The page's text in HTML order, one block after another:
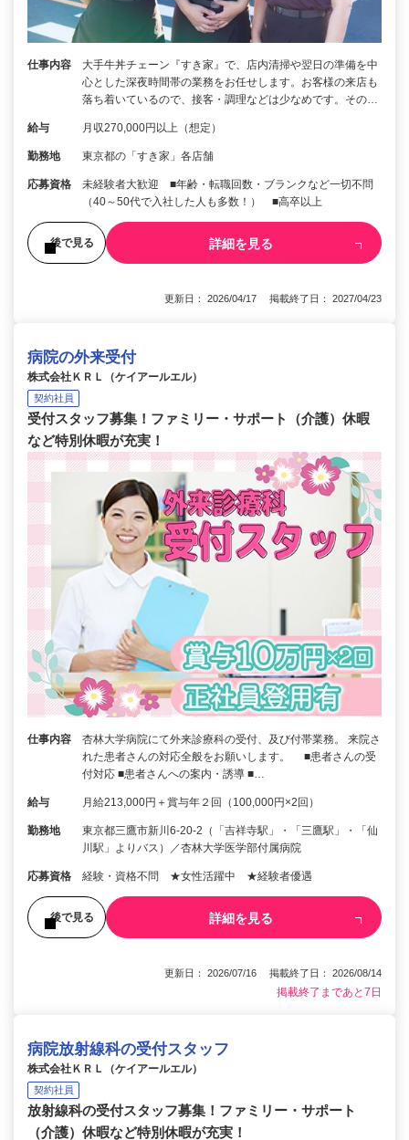
仕事内容
大手牛丼チェーン『すき家』で、店内清掃や翌日の準備を中
心とした深夜時間帯の業務をお任せします。お客様の来店も
落ち着いているので、接客・調理などは少なめです。その…
給与 月収270,000円以上（想定）
勤務地 東京都の「すき家」各店舗
応募資格
未経験者大歓迎 ■年齢・転職回数・ブランクなど一切不問
（40～50代で入社した人も多数！） ■高卒以上
後で見る 詳細を見る
更新日： 2026/04/17 掲載終了日： 2027/04/23
病院の外来受付
株式会社ＫＲＬ（ケイアールエル）
契約社員
受付スタッフ募集！ファミリー・サポート（介護）休暇
など特別休暇が充実！
仕事内容
杏林大学病院にて外来診療科の受付、及び付帯業務。 来院さ
れた患者さんの対応全般をお願いします。 ■患者さんの受
付対応 ■患者さんへの案内・誘導 ■…
給与 月給213,000円＋賞与年２回（100,000円×2回）
勤務地
東京都三鷹市新川6-20-2（「吉祥寺駅」・「三鷹駅」・「仙
川駅」よりバス）／杏林大学医学部付属病院
応募資格 経験・資格不問 ★女性活躍中 ★経験者優遇
後で見る 詳細を見る
更新日： 2026/07/16 掲載終了日： 2026/08/14
掲載終了まであと7日
病院放射線科の受付スタッフ
株式会社ＫＲＬ（ケイアールエル）
契約社員
放射線科の受付スタッフ募集！ファミリー・サポート
（介護）休暇など特別休暇が充実！